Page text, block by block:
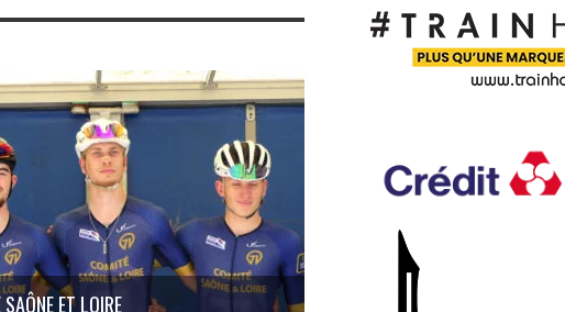
SAÔNE ET LOIRE